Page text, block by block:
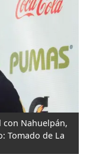
con Nahuelpán,
Tomado de La